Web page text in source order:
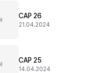
CAP 26
21.04.2024
CAP 25
14.04.2024